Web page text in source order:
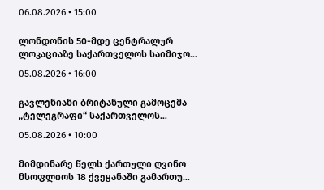
გუდაურის ტურისტული
დარსალია
06.08.2026 • 15:00
ლონდონის 50-მდე ცენტრალურ
ლოკაციაზე საქართველოს საიმიჯო
05.08.2026 • 16:00
გავლენიანი ბრიტანული გამოცემა
„ტელეგრაფი“ საქართველოს
სტატიების ციკლს აქვეყნებს
05.08.2026 • 10:00
მიმდინარე წელს ქართული ღვინო
მსოფლიოს 18 ქვეყანაში გამართულ